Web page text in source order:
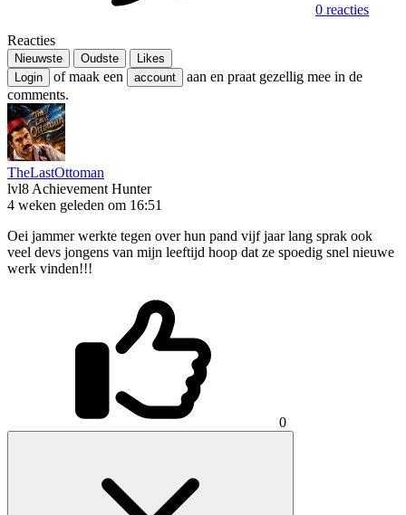
0 reacties
Reacties
Nieuwste Oudste
Likes
Login
of maak een account
aan en praat gezellig mee in de
comments.
TheLastOttoman
lvl8 Achievement Hunter
4 weken geleden om 16:51
Oei jammer werkte tegen over hun pand vijf jaar lang sprak ook
veel devs jongens van mijn leeftijd hoop dat ze spoedig snel nieuwe
werk vinden!!!
0